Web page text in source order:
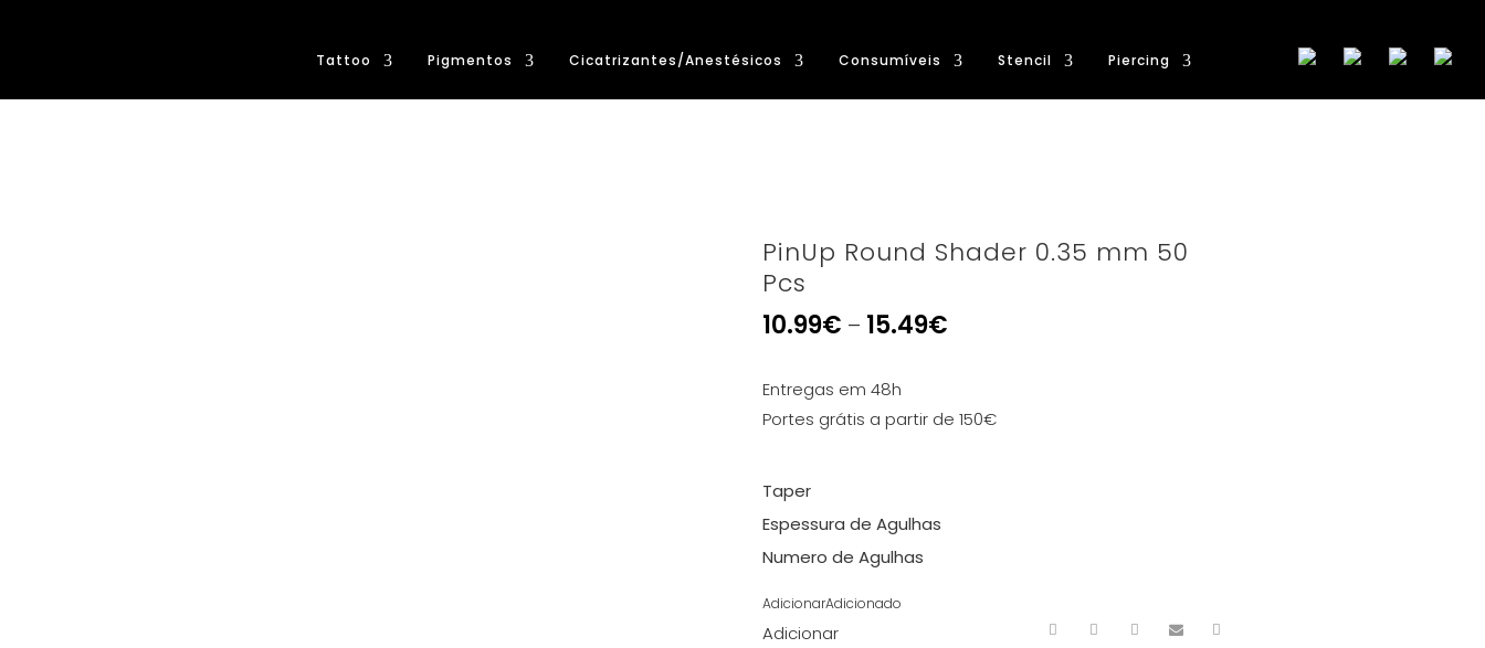
Tattoo Pigmentos Cicatrizantes/Anestésicos Consumíveis Stencil Piercing
PinUp Round Shader 0.35 mm 50
Pcs
10.99€ – 15.49€
Entregas em 48h
Portes grátis a partir de 150€
Taper
Espessura de Agulhas
Numero de Agulhas
AdicionarAdicionado
Adicionar